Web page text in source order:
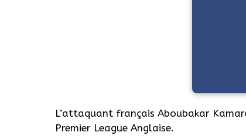
L’attaquant français Aboubakar
Premier League Anglaise.